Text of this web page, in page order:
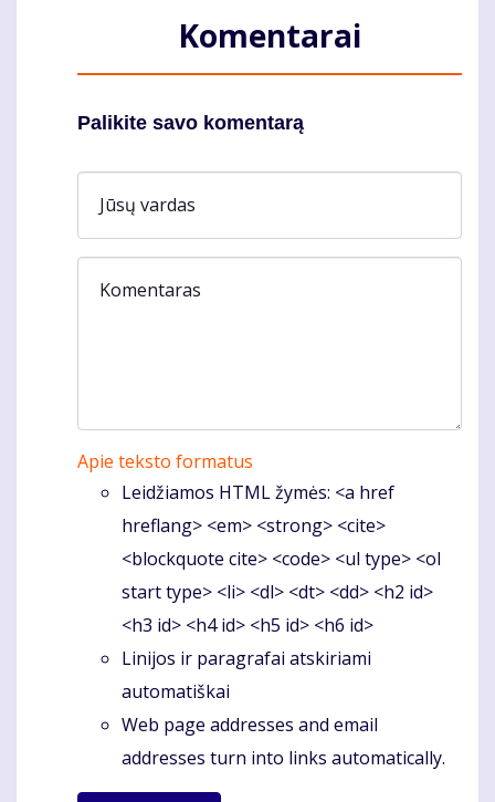
Komentarai
Palikite savo komentarą
Jūsų vardas
Komentaras
Apie teksto formatus
Leidžiamos HTML žymės: <a href
hreflang> <em> <strong> <cite>
<blockquote cite> <code> <ul type> <ol
start type> <li> <dl> <dt> <dd> <h2 id>
<h3 id> <h4 id> <h5 id> <h6 id>
Linijos ir paragrafai atskiriami
automatiškai
Web page addresses and email
addresses turn into links automatically.